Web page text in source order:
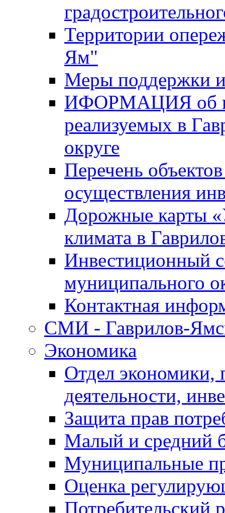
Территории
Ям"
Меры поддержки
ИФОРМАЦИЯ об
реализуемых в
округе
Перечень
осуществления
Дорожные карты
климата в
Инвестиционный
муниципального
Контактная
СМИ - Гаврилов-
Экономика
Отдел экономики,
деятельности,
Защита прав
Малый и средний
Муниципальные
Оценка
Потребительский